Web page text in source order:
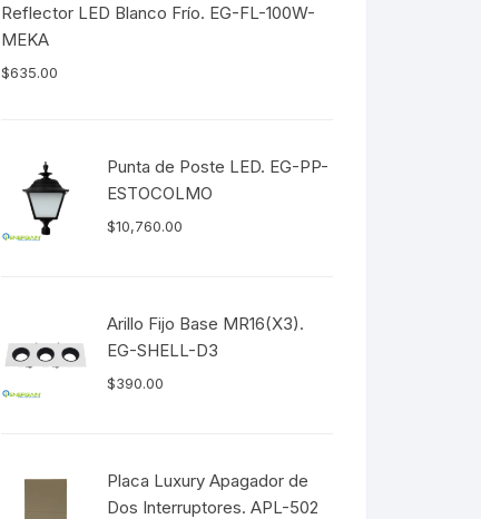
Reflector LED Blanco Frío. EG-FL-100W-
MEKA
$635.00
Punta de Poste LED. EG-PP-
ESTOCOLMO
$10,760.00
Arillo Fijo Base MR16(X3).
EG-SHELL-D3
$390.00
Placa Luxury Apagador de
Dos Interruptores. APL-502